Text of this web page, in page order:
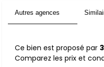
Autres agences
Ce bien est proposé par
Comparez les prix et